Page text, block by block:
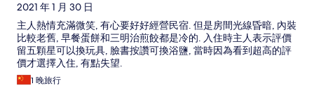
2021 年 1 月 30 日
主人熱情充滿微笑, 有心要好好經營民宿. 但是房間光線昏暗, 內裝
比較老舊, 早餐蛋餅和三明治煎餃都是冷的. 入住時主人表示評價
留五顆星可以換玩具, 臉書按讚可換浴鹽, 當時因為看到超高的評
價才選擇入住, 有點失望.
1 晚旅行